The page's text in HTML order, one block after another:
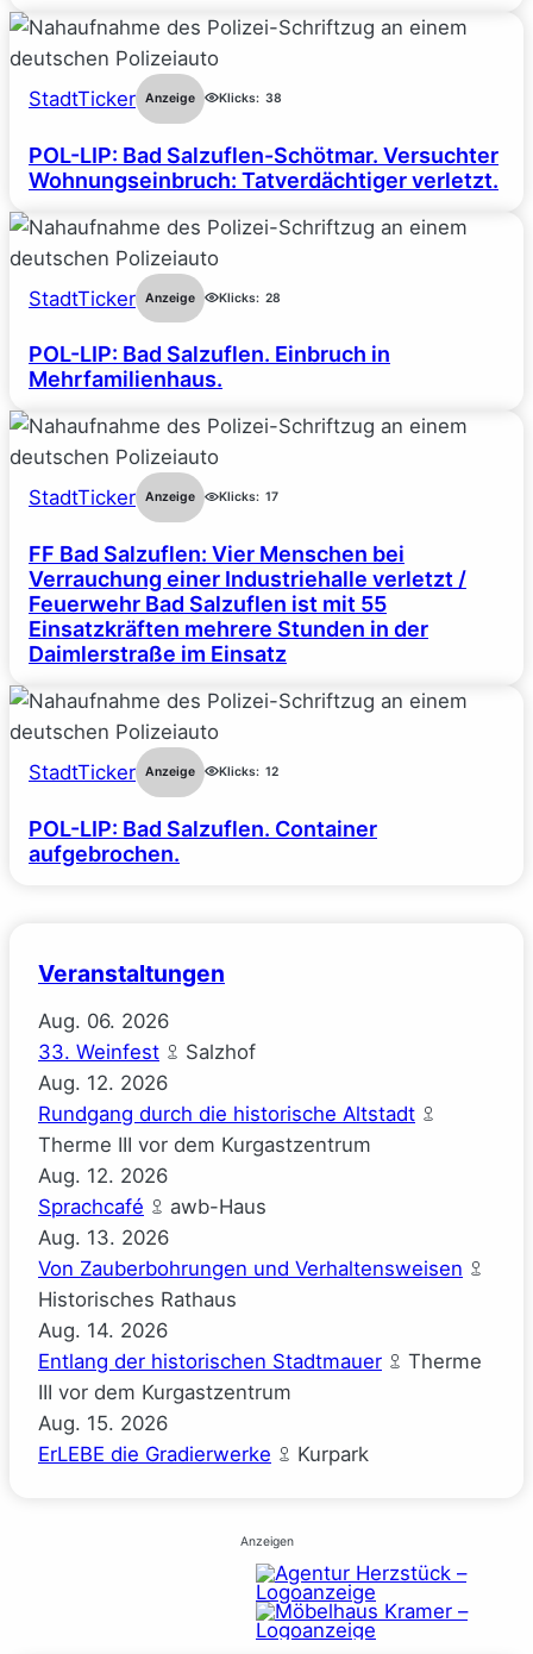
StadtTicker Anzeige Klicks: 38
POL-LIP: Bad Salzuflen-Schötmar. Versuchter
Wohnungseinbruch: Tatverdächtiger verletzt.
StadtTicker Anzeige Klicks: 28
POL-LIP: Bad Salzuflen. Einbruch in
Mehrfamilienhaus.
StadtTicker Anzeige Klicks: 17
FF Bad Salzuflen: Vier Menschen bei
Verrauchung einer Industriehalle verletzt /
Feuerwehr Bad Salzuflen ist mit 55
Einsatzkräften mehrere Stunden in der
Daimlerstraße im Einsatz
StadtTicker Anzeige Klicks: 12
POL-LIP: Bad Salzuflen. Container
aufgebrochen.
Veranstaltungen
Aug. 06. 2026
33. Weinfest
Salzhof
Aug. 12. 2026
Rundgang durch die historische Altstadt
Therme III vor dem Kurgastzentrum
Aug. 12. 2026
Sprachcafé
awb-Haus
Aug. 13. 2026
Von Zauberbohrungen und Verhaltensweisen
Historisches Rathaus
Aug. 14. 2026
Entlang der historischen Stadtmauer
Therme
III vor dem Kurgastzentrum
Aug. 15. 2026
ErLEBE die Gradierwerke
Kurpark
Anzeigen